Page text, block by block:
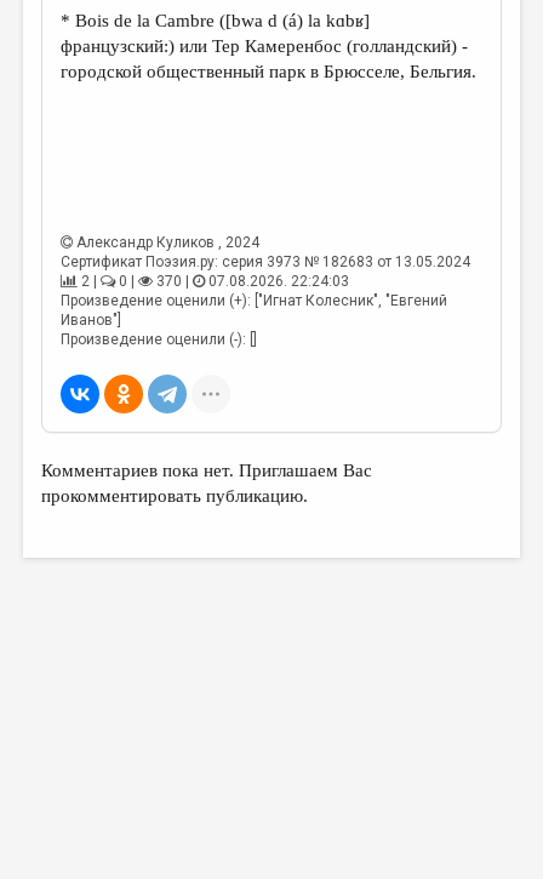
РЕЦЕНЗИРОВАНИЕ
ЦИКЛЫ ПУБЛИКАЦИЙ
* Bois de la Cambre ([bwa d (á) la kɑbʁ]
французский:) или Тер Камеренбос (голландский) -
городской общественный парк в Брюсселе, Бельгия.
Александр Куликов , 2024
Сертификат Поэзия.ру: серия 3973 № 182683 от 13.05.2024
2 |
0 | 370 |
07.08.2026. 22:24:03
Произведение оценили (+): ["Игнат Колесник", "Евгений
Иванов"]
Произведение оценили (-): []
Комментариев пока нет. Приглашаем Вас
прокомментировать публикацию.